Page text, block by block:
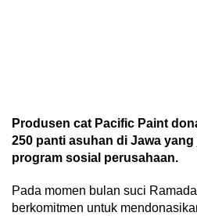
Produsen cat Pacific Paint
250 panti asuhan di Jawa
program sosial perusahaan.
Pada momen bulan suci
berkomitmen untuk